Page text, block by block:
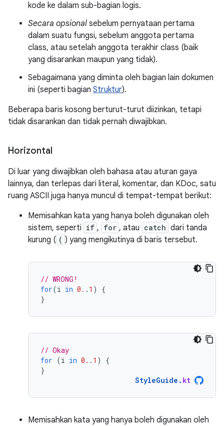
kode ke dalam sub-bagian logis.
Secara opsional sebelum pernyataan pertama
dalam suatu fungsi, sebelum anggota pertama
class, atau setelah anggota terakhir class (baik
yang disarankan maupun yang tidak).
Sebagaimana yang diminta oleh bagian lain dokumen
ini (seperti bagian Struktur).
Beberapa baris kosong berturut-turut diizinkan, tetapi
tidak disarankan dan tidak pernah diwajibkan.
Horizontal
Di luar yang diwajibkan oleh bahasa atau aturan gaya
lainnya, dan terlepas dari literal, komentar, dan KDoc, satu
ruang ASCII juga hanya muncul di tempat-tempat berikut:
Memisahkan kata yang hanya boleh digunakan oleh
sistem, seperti if , for , atau catch dari tanda
kurung ( ( ) yang mengikutinya di baris tersebut.
// WRONG!
for(i in 0. . 1 )
{
}
// Okay
for (i in 0. . 1 )
{
}
StyleGuide . kt
Memisahkan kata yang hanya boleh digunakan oleh